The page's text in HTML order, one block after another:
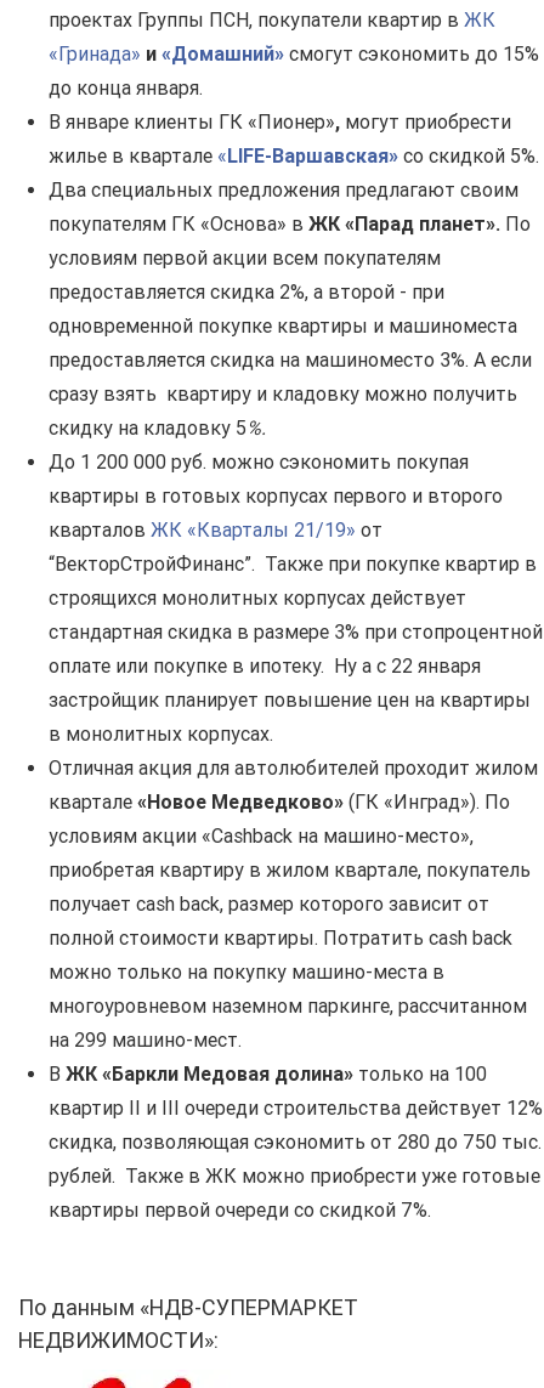
проектах Группы ПСН, покупатели квартир в ЖК
«Гринада» и «Домашний» смогут сэкономить до 15%
до конца января.
В январе клиенты ГК «Пионер», могут приобрести
жилье в квартале « LIFE-Варшавская» со скидкой 5%.
Два специальных предложения предлагают своим
покупателям ГК «Основа» в ЖК «Парад планет». По
условиям первой акции всем покупателям
предоставляется скидка 2%, а второй - при
одновременной покупке квартиры и машиноместа
предоставляется скидка на машиноместо 3%. А если
сразу взять квартиру и кладовку можно получить
скидку на кладовку 5 %.
До 1 200 000 руб. можно сэкономить покупая
квартиры в готовых корпусах первого и второго
кварталов ЖК «Кварталы 21/19» от
“ВекторСтройФинанс”. Также при покупке квартир в
строящихся монолитных корпусах действует
стандартная скидка в размере 3% при стопроцентной
оплате или покупке в ипотеку. Ну а с 22 января
застройщик планирует повышение цен на квартиры
в монолитных корпусах.
Отличная акция для автолюбителей проходит жилом
квартале «Новое Медведково» (ГК «Инград»). По
условиям акции «Сashback на машино-место»,
приобретая квартиру в жилом квартале, покупатель
получает cash back, размер которого зависит от
полной стоимости квартиры. Потратить cash back
можно только на покупку машино-места в
многоуровневом наземном паркинге, рассчитанном
на 299 машино-мест.
В ЖК «Баркли Медовая долина» только на 100
квартир II и III очереди строительства действует 12%
скидка, позволяющая сэкономить от 280 до 750 тыс.
рублей. Также в ЖК можно приобрести уже готовые
квартиры первой очереди со скидкой 7%.
По данным «НДВ-СУПЕРМАРКЕТ
НЕДВИЖИМОСТИ»: